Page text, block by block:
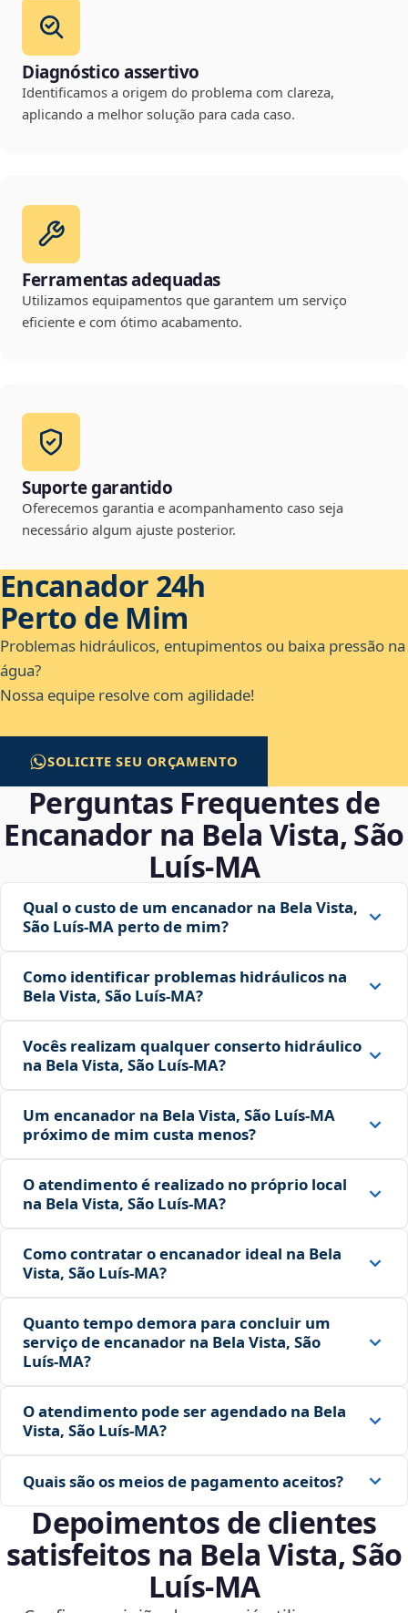
Diagnóstico assertivo
Identificamos a origem do problema com clareza,
aplicando a melhor solução para cada caso.
Ferramentas adequadas
Utilizamos equipamentos que garantem um serviço
eficiente e com ótimo acabamento.
Suporte garantido
Oferecemos garantia e acompanhamento caso seja
necessário algum ajuste posterior.
Encanador 24h
Perto de Mim
Problemas hidráulicos, entupimentos ou baixa pressão na
água?
Nossa equipe resolve com agilidade!
SOLICITE SEU ORÇAMENTO
Perguntas Frequentes de
Encanador na Bela Vista, São
Luís‑MA
Qual o custo de um encanador na Bela Vista,
São Luís‑MA perto de mim?
Como identificar problemas hidráulicos na
Bela Vista, São Luís‑MA?
Vocês realizam qualquer conserto hidráulico
na Bela Vista, São Luís‑MA?
Um encanador na Bela Vista, São Luís‑MA
próximo de mim custa menos?
O atendimento é realizado no próprio local
na Bela Vista, São Luís‑MA?
Como contratar o encanador ideal na Bela
Vista, São Luís‑MA?
Quanto tempo demora para concluir um
serviço de encanador na Bela Vista, São
Luís‑MA?
O atendimento pode ser agendado na Bela
Vista, São Luís‑MA?
Quais são os meios de pagamento aceitos?
Depoimentos de clientes
satisfeitos na Bela Vista, São
Luís‑MA